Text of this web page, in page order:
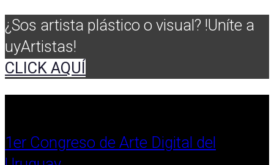
¿Sos artista plástico o visual? !Uníte a
uyArtistas!
CLICK AQUÍ
1er Congreso de Arte Digital del